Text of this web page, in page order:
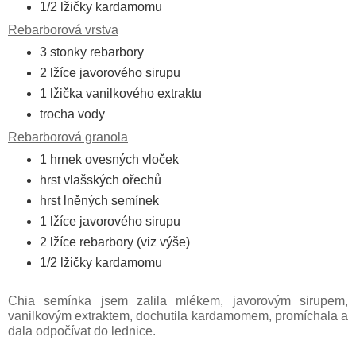
1/2 lžičky kardamomu
Rebarborová vrstva
3 stonky rebarbory
2 lžíce javorového sirupu
1 lžička vanilkového extraktu
trocha vody
Rebarborová granola
1 hrnek ovesných vloček
hrst vlašských ořechů
hrst lněných semínek
1 lžíce javorového sirupu
2 lžíce rebarbory (viz výše)
1/2 lžičky kardamomu
Chia semínka jsem zalila mlékem, javorovým sirupem,
vanilkovým extraktem, dochutila kardamomem, promíchala a
dala odpočívat do lednice.